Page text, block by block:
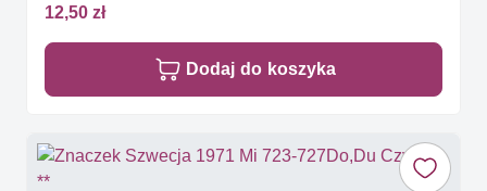
12,50 zł
Dodaj do koszyka